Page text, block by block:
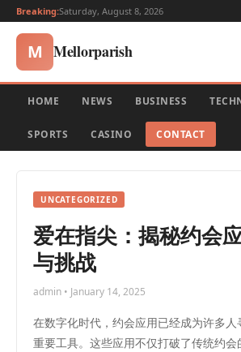
Breaking:Saturday, August 8, 2026
M Mellorparish
HOME NEWS BUSINESS
SPORTS CASINO CONTACT
UNCATEGORIZED
爱在指尖：揭秘约会
与挑战
admin • January 14, 2025
在数字化时代，约会应用已经成为许多人
重要工具。这些应用不仅打破了传统约